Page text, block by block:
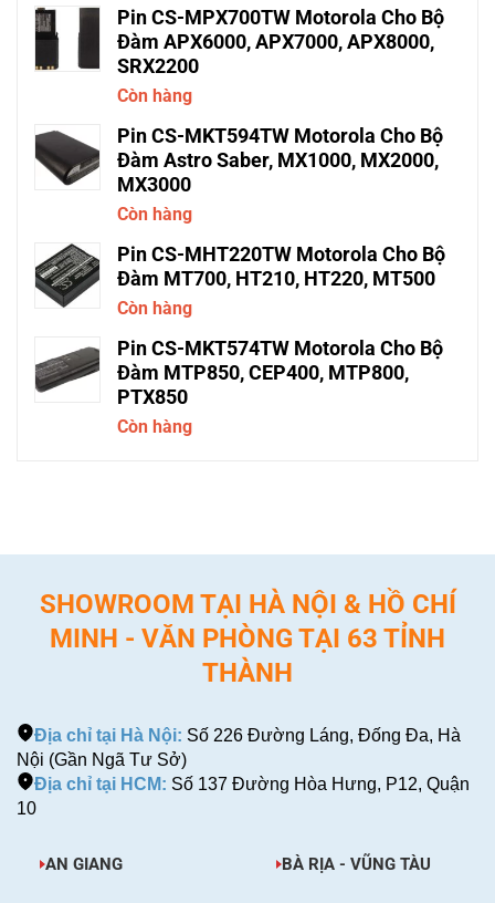
Pin CS-MPX700TW Motorola Cho Bộ
Đàm APX6000, APX7000, APX8000,
SRX2200
Còn hàng
Pin CS-MKT594TW Motorola Cho Bộ
Đàm Astro Saber, MX1000, MX2000,
MX3000
Còn hàng
Pin CS-MHT220TW Motorola Cho Bộ
Đàm MT700, HT210, HT220, MT500
Còn hàng
Pin CS-MKT574TW Motorola Cho Bộ
Đàm MTP850, CEP400, MTP800,
PTX850
Còn hàng
SHOWROOM TẠI HÀ NỘI & HỒ CHÍ
MINH - VĂN PHÒNG TẠI 63 TỈNH
THÀNH
Địa chỉ tại Hà Nội: Số 226 Đường Láng, Đống Đa, Hà
Nội (Gần Ngã Tư Sở)
Địa chỉ tại HCM: Số 137 Đường Hòa Hưng, P12, Quận
10
AN GIANG BÀ RỊA - VŨNG TÀU